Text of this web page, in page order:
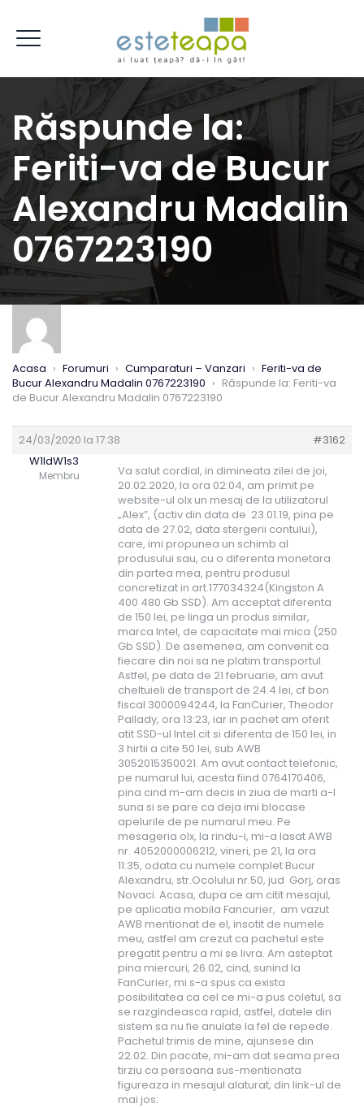
Răspunde la:
Feriti-va de Bucur
Alexandru Madalin
0767223190
Acasa › Forumuri › Cumparaturi – Vanzari › Feriti-va de
Bucur Alexandru Madalin 0767223190 › Răspunde la: Feriti-va
de Bucur Alexandru Madalin 0767223190
24/03/2020 la 17:38
#3162
W1ldW1s3
Membru
Va salut cordial, in dimineata zilei de joi,
20.02.2020, la ora 02:04, am primit pe
website-ul olx un mesaj de la utilizatorul
„Alex”, (activ din data de 23.01.19, pina pe
data de 27.02, data stergerii contului),
care, imi propunea un schimb al
produsului sau, cu o diferenta monetara
din partea mea, pentru produsul
concretizat in art.177034324(Kingston A
400 480 Gb SSD). Am acceptat diferenta
de 150 lei, pe linga un produs similar,
marca Intel, de capacitate mai mica (250
Gb SSD). De asemenea, am convenit ca
fiecare din noi sa ne platim transportul.
Astfel, pe data de 21 februarie, am avut
cheltuieli de transport de 24.4 lei, cf bon
fiscal 3000094244, la FanCurier, Theodor
Pallady, ora 13:23, iar in pachet am oferit
atit SSD-ul Intel cit si diferenta de 150 lei, in
3 hirtii a cite 50 lei, sub AWB
3052015350021. Am avut contact telefonic,
pe numarul lui, acesta fiind 0764170406,
pina cind m-am decis in ziua de marti a-l
suna si se pare ca deja imi blocase
apelurile de pe numarul meu. Pe
mesageria olx, la rindu-i, mi-a lasat AWB
nr. 4052000006212, vineri, pe 21, la ora
11:35, odata cu numele complet Bucur
Alexandru, str.Ocolului nr.50, jud Gorj, oras
Novaci. Acasa, dupa ce am citit mesajul,
pe aplicatia mobila Fancurier, am vazut
AWB mentionat de el, insotit de numele
meu, astfel am crezut ca pachetul este
pregatit pentru a mi se livra. Am asteptat
pina miercuri, 26.02, cind, sunind la
FanCurier, mi s-a spus ca exista
posibilitatea ca cel ce mi-a pus coletul, sa
se razgindeasca rapid, astfel, datele din
sistem sa nu fie anulate la fel de repede.
Pachetul trimis de mine, ajunsese din
22.02. Din pacate, mi-am dat seama prea
tirziu ca persoana sus-mentionata
figureaza in mesajul alaturat, din link-ul de
mai jos: